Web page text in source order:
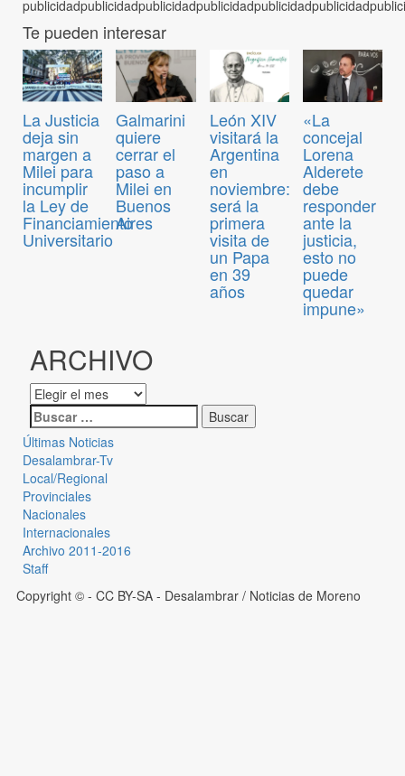
Te pueden interesar
La Justicia
deja sin
margen a
Milei para
incumplir
la Ley de
Financiamiento
Universitario
Galmarini
quiere
cerrar el
paso a
Milei en
Buenos
Aires
León XIV
visitará la
Argentina
en
noviembre:
será la
primera
visita de
un Papa
en 39
años
«La
concejal
Lorena
Alderete
debe
responder
ante la
justicia,
esto no
puede
quedar
impune»
ARCHIVO
Últimas Noticias
Desalambrar-Tv
Local/Regional
Provinciales
Nacionales
Internacionales
Archivo 2011-2016
Staff
Copyright © - CC BY-SA - Desalambrar / Noticias de Moreno